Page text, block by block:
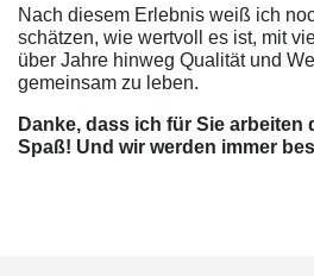
Nach diesem Erlebnis weiß ich
schätzen, wie wertvoll es ist, mit
über Jahre hinweg Qualität und
gemeinsam zu leben.
Danke, dass ich für Sie arbeiten
Spaß! Und wir werden immer